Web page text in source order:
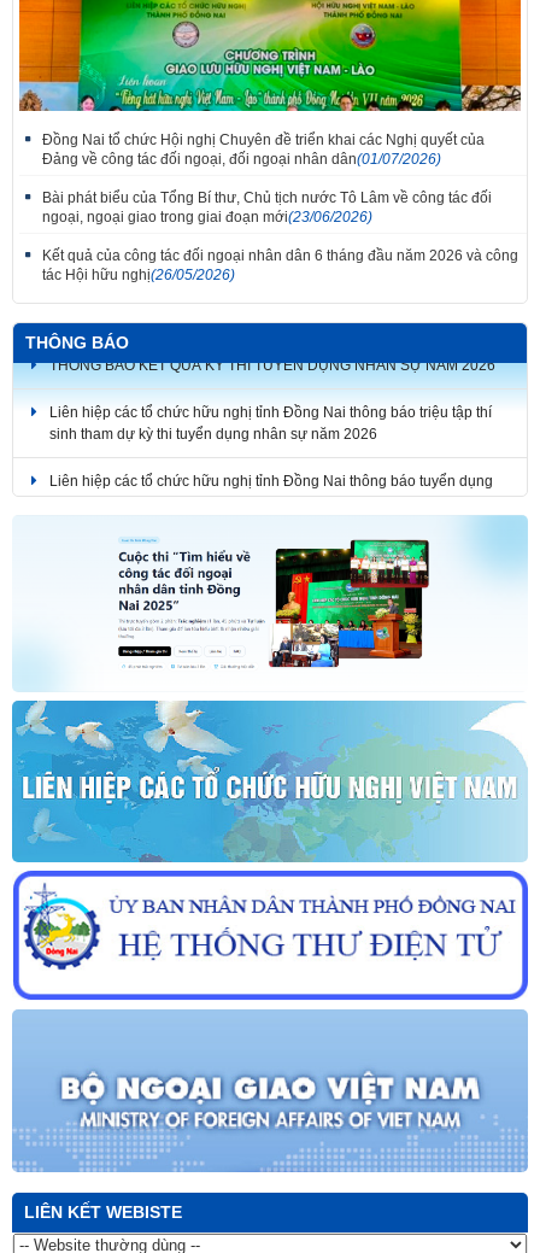
Đồng Nai tổ chức Hội nghị Chuyên đề triển khai các Nghị quyết của
Đảng về công tác đối ngoại, đối ngoại nhân dân(01/07/2026)
Bài phát biểu của Tổng Bí thư, Chủ tịch nước Tô Lâm về công tác đối
ngoại, ngoại giao trong giai đoạn mới(23/06/2026)
Kết quả của công tác đối ngoại nhân dân 6 tháng đầu năm 2026 và công
tác Hội hữu nghị(26/05/2026)
THÔNG BÁO
sinh tham dự kỳ thi tuyển dụng nhân sự năm 2026
nhân sự năm 2026
LIÊN KẾT WEBISTE